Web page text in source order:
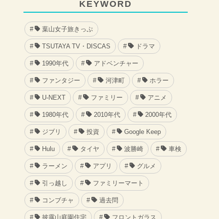
KEYWORD
葉山女子旅きっぷ
TSUTAYA TV・DISCAS ドラマ
1990年代 アドベンチャー
ファンタジー 河津町 ホラー
U-NEXT ファミリー アニメ
1980年代 2010年代 2000年代
ジブリ 投資 Google Keep
Hulu タイヤ 波勝崎 車検
ラーメン アプリ グルメ
引っ越し ファミリーマート
コンブチャ 過去問
披露山庭園住宅 フロントガラス